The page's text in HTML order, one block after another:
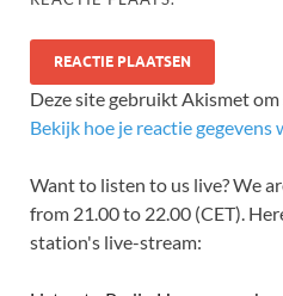
Deze site gebruikt Akismet
Bekijk hoe je reactie
Want to listen to us live? We
from 21.00 to 22.00 (CET).
station's live-stream: